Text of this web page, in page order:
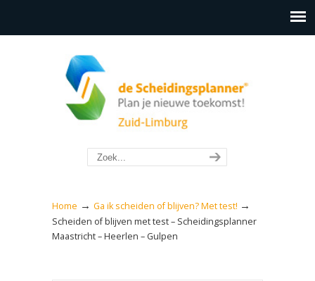
Home → Ga ik scheiden of blijven? Met test! →
Scheiden of blijven met test – Scheidingsplanner
Maastricht – Heerlen – Gulpen